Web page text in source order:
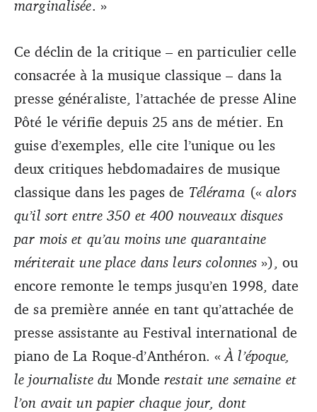
marginalisée. »
Ce déclin de la critique – en particulier celle
consacrée à la musique classique – dans la
presse généraliste, l’attachée de presse Aline
Pôté le vérifie depuis 25 ans de métier. En
guise d’exemples, elle cite l’unique ou les
deux critiques hebdomadaires de musique
classique dans les pages de Télérama («alors
qu’il sort entre 350 et 400 nouveaux disques
par mois et qu’au moins une quarantaine
mériterait une place dans leurs colonnes »), ou
encore remonte le temps jusqu’en 1998, date
de sa première année en tant qu’attachée de
presse assistante au Festival international de
piano de La Roque-d’Anthéron. «À l’époque,
le journaliste duMonderestait une semaine et
l’on avait un papier chaque jour, dont